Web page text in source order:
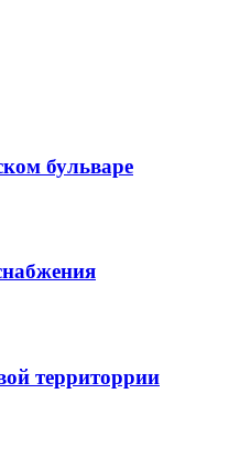
бульваре
территоррии